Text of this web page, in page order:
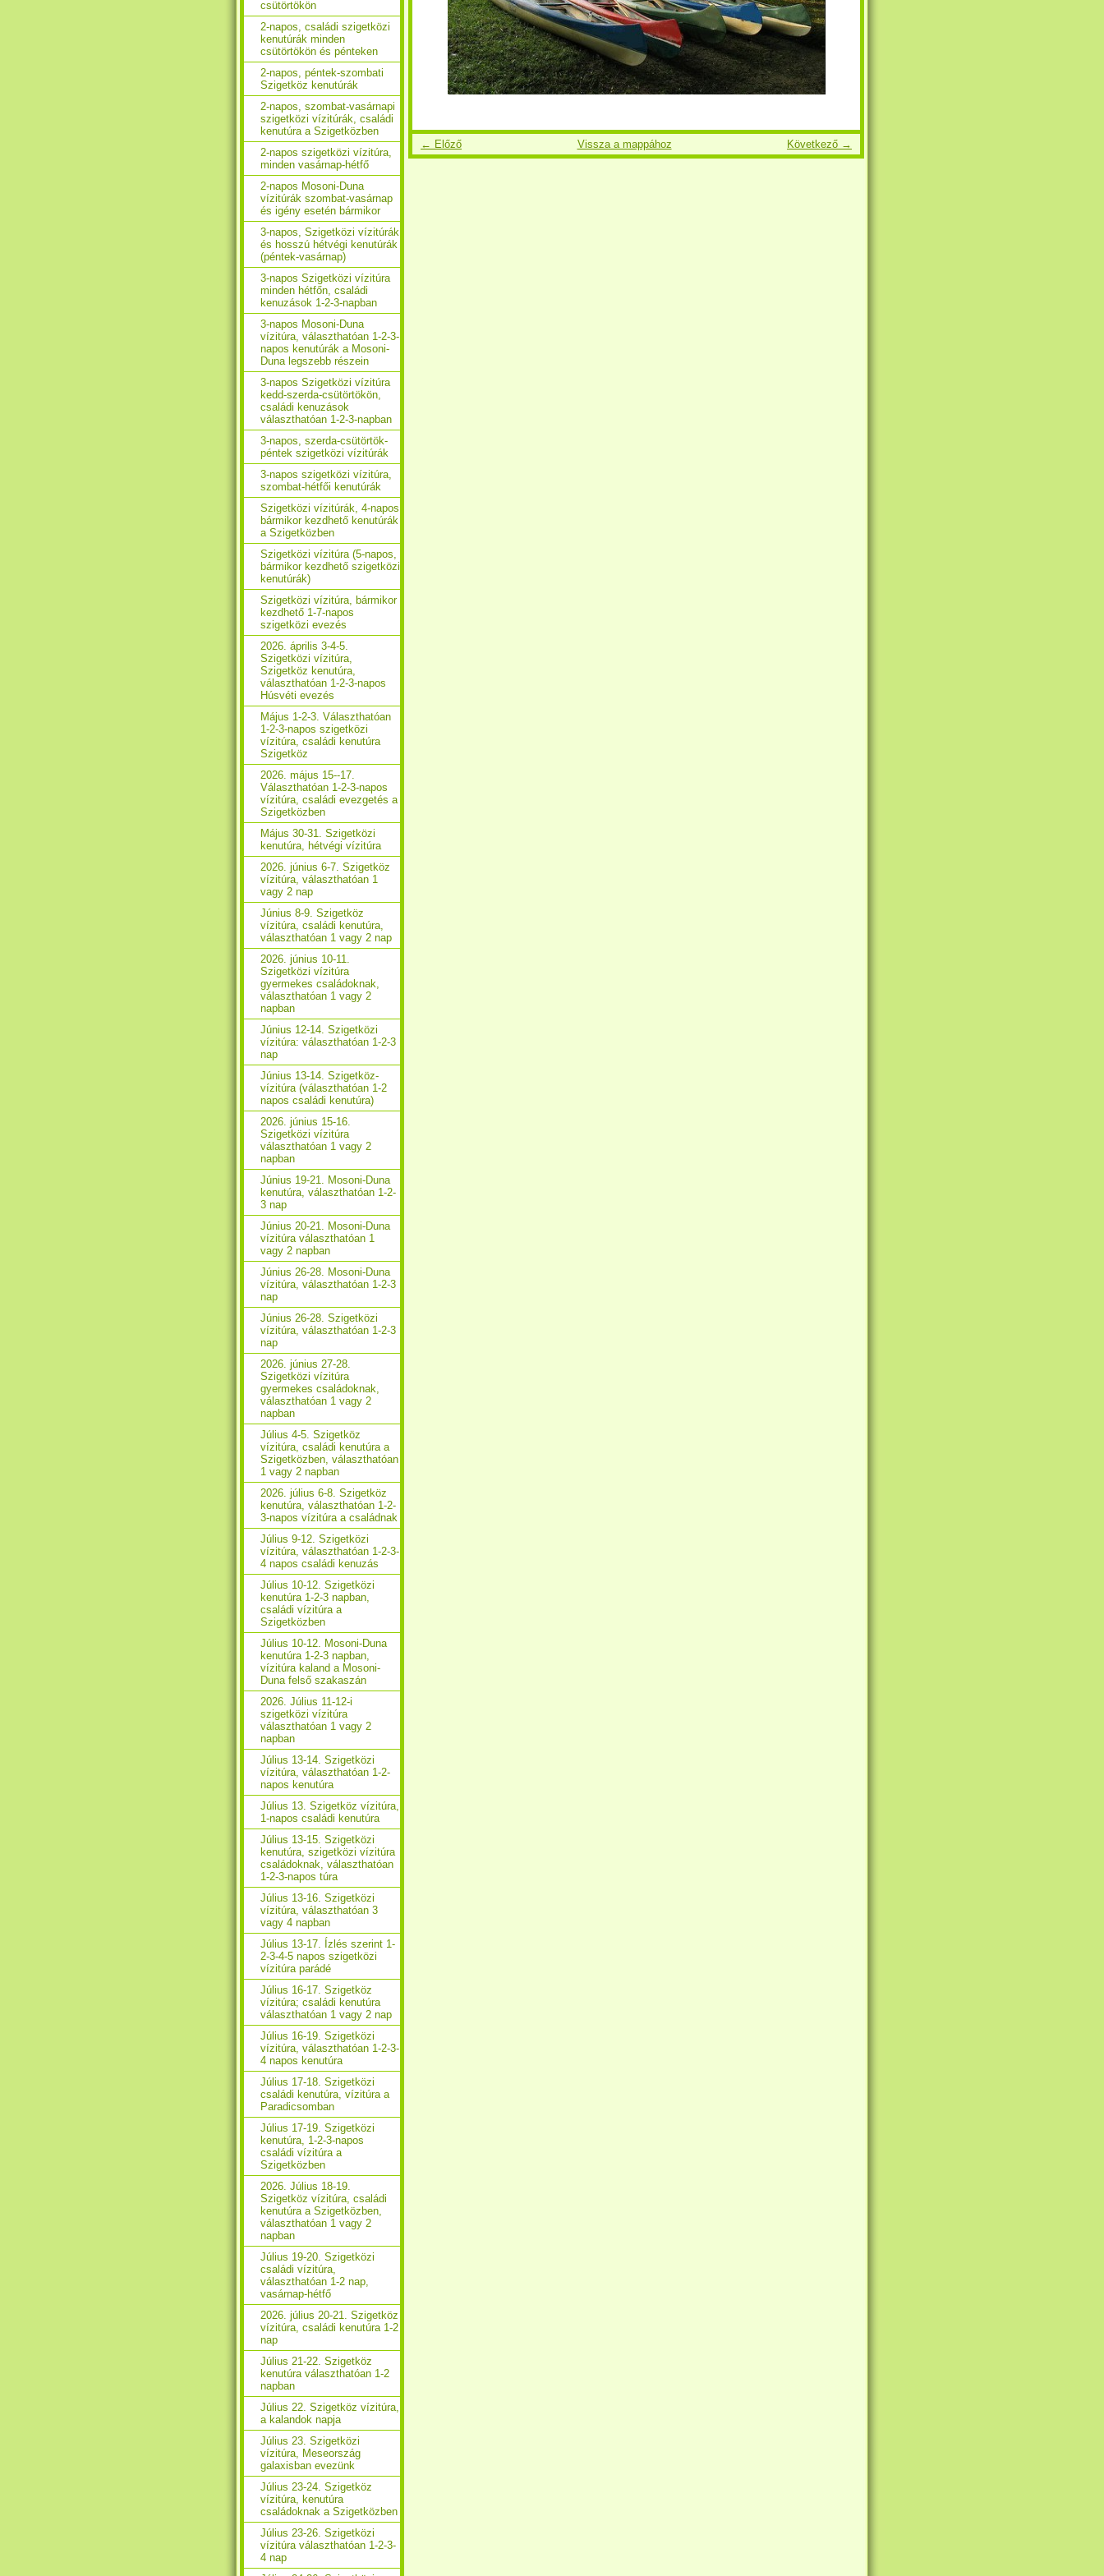
← Előző Következő →
Vissza a mappához
csütörtökön
2-napos, családi szigetközi
kenutúrák minden
csütörtökön és pénteken
2-napos, péntek-szombati
Szigetköz kenutúrák
2-napos, szombat-vasárnapi
szigetközi vízitúrák, családi
kenutúra a Szigetközben
2-napos szigetközi vízitúra,
minden vasárnap-hétfő
2-napos Mosoni-Duna
vízitúrák szombat-vasárnap
és igény esetén bármikor
3-napos, Szigetközi vízitúrák
és hosszú hétvégi kenutúrák
(péntek-vasárnap)
3-napos Szigetközi vízitúra
minden hétfőn, családi
kenuzások 1-2-3-napban
3-napos Mosoni-Duna
vízitúra, választhatóan 1-2-3-
napos kenutúrák a Mosoni-
Duna legszebb részein
3-napos Szigetközi vízitúra
kedd-szerda-csütörtökön,
családi kenuzások
választhatóan 1-2-3-napban
3-napos, szerda-csütörtök-
péntek szigetközi vízitúrák
3-napos szigetközi vízitúra,
szombat-hétfői kenutúrák
Szigetközi vízitúrák, 4-napos
bármikor kezdhető kenutúrák
a Szigetközben
Szigetközi vízitúra (5-napos,
bármikor kezdhető szigetközi
kenutúrák)
Szigetközi vízitúra, bármikor
kezdhető 1-7-napos
szigetközi evezés
2026. április 3-4-5.
Szigetközi vízitúra,
Szigetköz kenutúra,
választhatóan 1-2-3-napos
Húsvéti evezés
Május 1-2-3. Választhatóan
1-2-3-napos szigetközi
vízitúra, családi kenutúra
Szigetköz
2026. május 15--17.
Választhatóan 1-2-3-napos
vízitúra, családi evezgetés a
Szigetközben
Május 30-31. Szigetközi
kenutúra, hétvégi vízitúra
2026. június 6-7. Szigetköz
vízitúra, választhatóan 1
vagy 2 nap
Június 8-9. Szigetköz
vízitúra, családi kenutúra,
választhatóan 1 vagy 2 nap
2026. június 10-11.
Szigetközi vízitúra
gyermekes családoknak,
választhatóan 1 vagy 2
napban
Június 12-14. Szigetközi
vízitúra: választhatóan 1-2-3
nap
Június 13-14. Szigetköz-
vízitúra (választhatóan 1-2
napos családi kenutúra)
2026. június 15-16.
Szigetközi vízitúra
választhatóan 1 vagy 2
napban
Június 19-21. Mosoni-Duna
kenutúra, választhatóan 1-2-
3 nap
Június 20-21. Mosoni-Duna
vízitúra választhatóan 1
vagy 2 napban
Június 26-28. Mosoni-Duna
vízitúra, választhatóan 1-2-3
nap
Június 26-28. Szigetközi
vízitúra, választhatóan 1-2-3
nap
2026. június 27-28.
Szigetközi vízitúra
gyermekes családoknak,
választhatóan 1 vagy 2
napban
Július 4-5. Szigetköz
vízitúra, családi kenutúra a
Szigetközben, választhatóan
1 vagy 2 napban
2026. július 6-8. Szigetköz
kenutúra, választhatóan 1-2-
3-napos vízitúra a családnak
Július 9-12. Szigetközi
vízitúra, választhatóan 1-2-3-
4 napos családi kenuzás
Július 10-12. Szigetközi
kenutúra 1-2-3 napban,
családi vízitúra a
Szigetközben
Július 10-12. Mosoni-Duna
kenutúra 1-2-3 napban,
vízitúra kaland a Mosoni-
Duna felső szakaszán
2026. Július 11-12-i
szigetközi vízitúra
választhatóan 1 vagy 2
napban
Július 13-14. Szigetközi
vízitúra, választhatóan 1-2-
napos kenutúra
Július 13. Szigetköz vízitúra,
1-napos családi kenutúra
Július 13-15. Szigetközi
kenutúra, szigetközi vízitúra
családoknak, választhatóan
1-2-3-napos túra
Július 13-16. Szigetközi
vízitúra, választhatóan 3
vagy 4 napban
Július 13-17. Ízlés szerint 1-
2-3-4-5 napos szigetközi
vízitúra parádé
Július 16-17. Szigetköz
vízitúra; családi kenutúra
választhatóan 1 vagy 2 nap
Július 16-19. Szigetközi
vízitúra, választhatóan 1-2-3-
4 napos kenutúra
Július 17-18. Szigetközi
családi kenutúra, vízitúra a
Paradicsomban
Július 17-19. Szigetközi
kenutúra, 1-2-3-napos
családi vízitúra a
Szigetközben
2026. Július 18-19.
Szigetköz vízitúra, családi
kenutúra a Szigetközben,
választhatóan 1 vagy 2
napban
Július 19-20. Szigetközi
családi vízitúra,
választhatóan 1-2 nap,
vasárnap-hétfő
2026. július 20-21. Szigetköz
vízitúra, családi kenutúra 1-2
nap
Július 21-22. Szigetköz
kenutúra választhatóan 1-2
napban
Július 22. Szigetköz vízitúra,
a kalandok napja
Július 23. Szigetközi
vízitúra, Meseország
galaxisban evezünk
Július 23-24. Szigetköz
vízitúra, kenutúra
családoknak a Szigetközben
Július 23-26. Szigetközi
vízitúra választhatóan 1-2-3-
4 nap